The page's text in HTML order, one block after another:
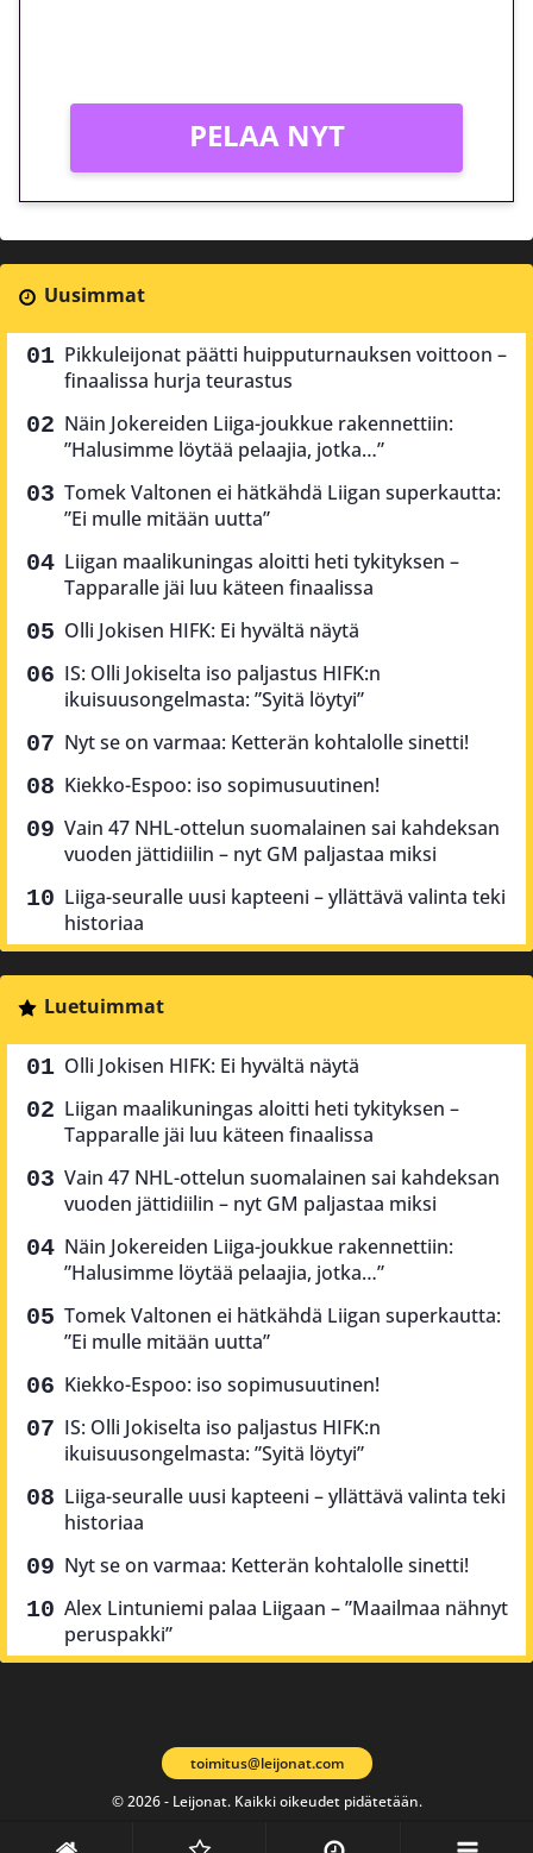
PELAA NYT
Uusimmat
Pikkuleijonat päätti huipputurnauksen voittoon –
finaalissa hurja teurastus
Näin Jokereiden Liiga-joukkue rakennettiin:
”Halusimme löytää pelaajia, jotka…”
Tomek Valtonen ei hätkähdä Liigan superkautta:
”Ei mulle mitään uutta”
Liigan maalikuningas aloitti heti tykityksen –
Tapparalle jäi luu käteen finaalissa
Olli Jokisen HIFK: Ei hyvältä näytä
IS: Olli Jokiselta iso paljastus HIFK:n
ikuisuusongelmasta: ”Syitä löytyi”
Nyt se on varmaa: Ketterän kohtalolle sinetti!
Kiekko-Espoo: iso sopimusuutinen!
Vain 47 NHL-ottelun suomalainen sai kahdeksan
vuoden jättidiilin – nyt GM paljastaa miksi
Liiga-seuralle uusi kapteeni – yllättävä valinta teki
historiaa
Luetuimmat
Olli Jokisen HIFK: Ei hyvältä näytä
Liigan maalikuningas aloitti heti tykityksen –
Tapparalle jäi luu käteen finaalissa
Vain 47 NHL-ottelun suomalainen sai kahdeksan
vuoden jättidiilin – nyt GM paljastaa miksi
Näin Jokereiden Liiga-joukkue rakennettiin:
”Halusimme löytää pelaajia, jotka…”
Tomek Valtonen ei hätkähdä Liigan superkautta:
”Ei mulle mitään uutta”
Kiekko-Espoo: iso sopimusuutinen!
IS: Olli Jokiselta iso paljastus HIFK:n
ikuisuusongelmasta: ”Syitä löytyi”
Liiga-seuralle uusi kapteeni – yllättävä valinta teki
historiaa
Nyt se on varmaa: Ketterän kohtalolle sinetti!
Alex Lintuniemi palaa Liigaan – ”Maailmaa nähnyt
peruspakki”
© 2026 - Leijonat. Kaikki oikeudet pidätetään.
toimitus@leijonat.com